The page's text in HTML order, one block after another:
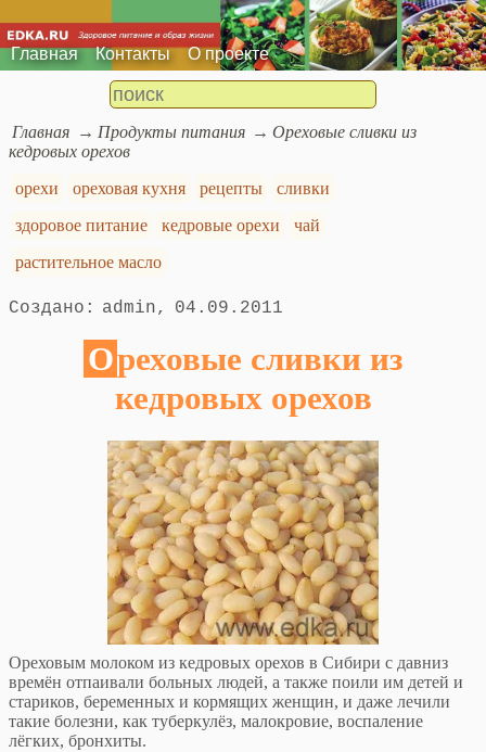
Главная Контакты О проекте
Главная Продукты питания
Ореховые сливки из
кедровых орехов
орехи
ореховая кухня рецепты
сливки
здоровое питание
кедровые орехи
чай
растительное масло
admin 04.09.2011
Ореховые сливки из
кедровых орехов
Ореховым молоком из кедровых орехов в Сибири с давниз
времён отпаивали больных людей, а также поили им детей и
стариков, беременных и кормящих женщин, и даже лечили
такие болезни, как туберкулёз, малокровие, воспаление
лёгких, бронхиты.